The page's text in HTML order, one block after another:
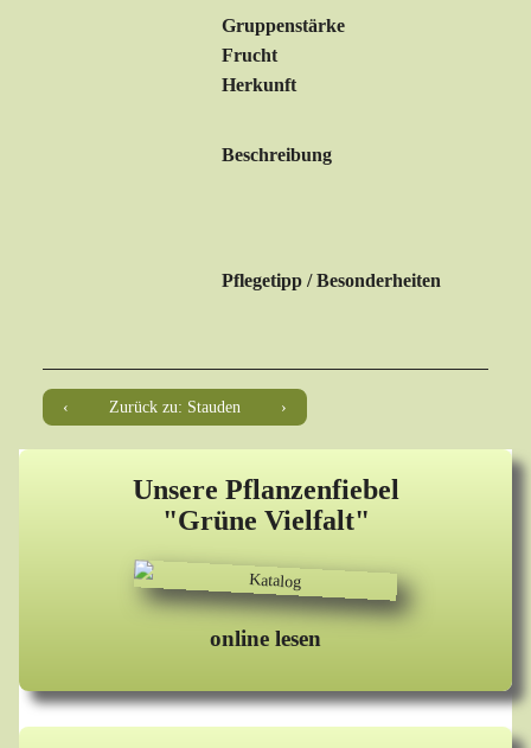
Unsere Pflanzenfiebel
"Grüne Vielfalt"
online lesen
Gruppenstärke
Frucht
Herkunft
Beschreibung
Pflegetipp / Besonderheiten
Zurück zu: Stauden